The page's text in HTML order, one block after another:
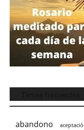
abandono